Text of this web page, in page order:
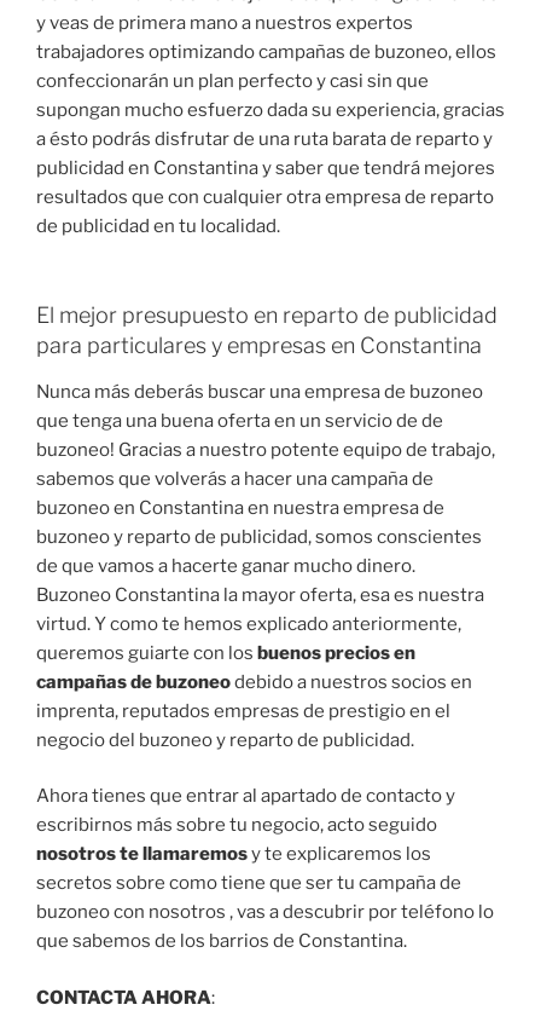
y veas de primera mano a nuestros expertos
trabajadores optimizando campañas de buzoneo, ellos
confeccionarán un plan perfecto y casi sin que
supongan mucho esfuerzo dada su experiencia, gracias
a ésto podrás disfrutar de una ruta barata de reparto y
publicidad en Constantina y saber que tendrá mejores
resultados que con cualquier otra empresa de reparto
de publicidad en tu localidad.
El mejor presupuesto en reparto de publicidad
para particulares y empresas en Constantina
Nunca más deberás buscar una empresa de buzoneo
que tenga una buena oferta en un servicio de de
buzoneo! Gracias a nuestro potente equipo de trabajo,
sabemos que volverás a hacer una campaña de
buzoneo en Constantina en nuestra empresa de
buzoneo y reparto de publicidad, somos conscientes
de que vamos a hacerte ganar mucho dinero.
Buzoneo Constantina la mayor oferta, esa es nuestra
virtud. Y como te hemos explicado anteriormente,
queremos guiarte con los buenos precios en
campañas de buzoneodebido a nuestros socios en
imprenta, reputados empresas de prestigio en el
negocio del buzoneo y reparto de publicidad.
Ahora tienes que entrar al apartado de contacto y
escribirnos más sobre tu negocio, acto seguido
nosotros te llamaremosy te explicaremos los
secretos sobre como tiene que ser tu campaña de
buzoneo con nosotros , vas a descubrir por teléfono lo
que sabemos de los barrios de Constantina.
CONTACTA AHORA: